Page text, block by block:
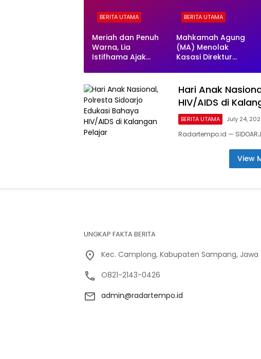
BERITA UTAMA
Meriah dan Penuh
Warna, Lia
Istifhama Ajak
Beban
BERITA UTAMA
Mahkamah Agung
(MA) Menolak
Kasasi Direktur
dan Direktur PT SHC
Steven Sinugroho
Hari Anak
HIV/AIDS di
BERITA UTAMA July 24,
Radartempo.id —
View
UNGKAP FAKTA BERITA
Kec. Camplong, Kabupaten Sampang,
O821-2143-0426
admin@radartempo.id